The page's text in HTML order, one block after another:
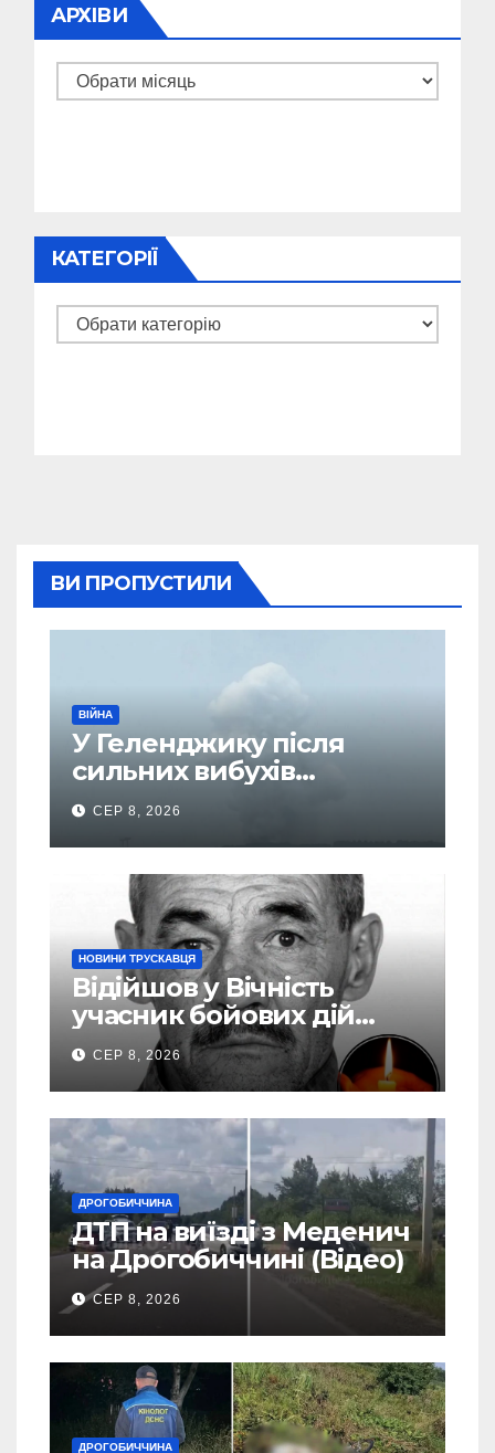
АРХІВИ
Архіви
КАТЕГОРІЇ
Категорії
ВИ ПРОПУСТИЛИ
ВІЙНА
У Геленджику після
сильних вибухів
почалася масова
евакуація
СЕР 8, 2026
НОВИНИ ТРУСКАВЦЯ
Відійшов у Вічність
учасник бойових дій
Василь Іваникович зі
Станилі
СЕР 8, 2026
ДРОГОБИЧЧИНА
ДТП на виїзді з Меденич
на Дрогобиччині (Відео)
СЕР 8, 2026
ДРОГОБИЧЧИНА